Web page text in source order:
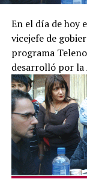
En el día de hoy
vicejefe de
programa
desarrolló por la